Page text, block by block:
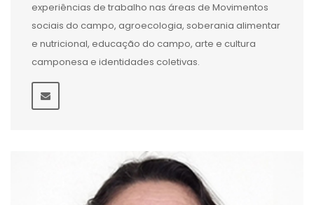
experiências de trabalho nas áreas de Movimentos
sociais do campo, agroecologia, soberania alimentar
e nutricional, educação do campo, arte e cultura
camponesa e identidades coletivas.